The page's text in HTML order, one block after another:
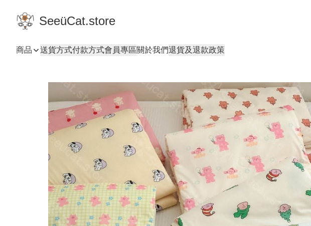
SeeüCat.store
商品 送貨方式付款方式會員專區關於我們退貨及退款政策